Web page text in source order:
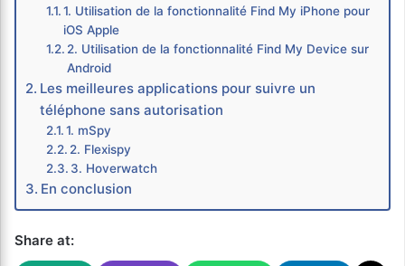
1. Utilisation de la fonctionnalité Find My iPhone pour
iOS Apple
2. Utilisation de la fonctionnalité Find My Device sur
Android
Les meilleures applications pour suivre un
téléphone sans autorisation
1. mSpy
2. Flexispy
3. Hoverwatch
En conclusion
Share at: